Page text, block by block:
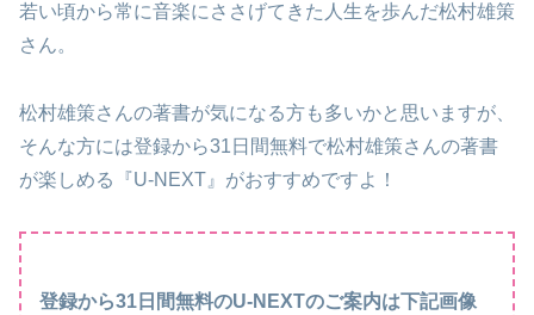
若い頃から常に音楽にささげてきた人生を歩んだ松村雄策
さん。
松村雄策さんの著書が気になる方も多いかと思いますが、
そんな方には登録から31日間無料で松村雄策さんの著書
が楽しめる『U-NEXT』がおすすめですよ！
登録から31日間無料のU-NEXTのご案内は下記画像